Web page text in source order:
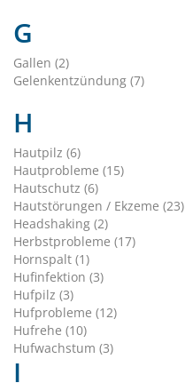
G
Gallen (2)
Gelenkentzündung (7)
H
Hautpilz (6)
Hautprobleme (15)
Hautschutz (6)
Hautstörungen / Ekzeme (23)
Headshaking (2)
Herbstprobleme (17)
Hornspalt (1)
Hufinfektion (3)
Hufpilz (3)
Hufprobleme (12)
Hufrehe (10)
Hufwachstum (3)
I